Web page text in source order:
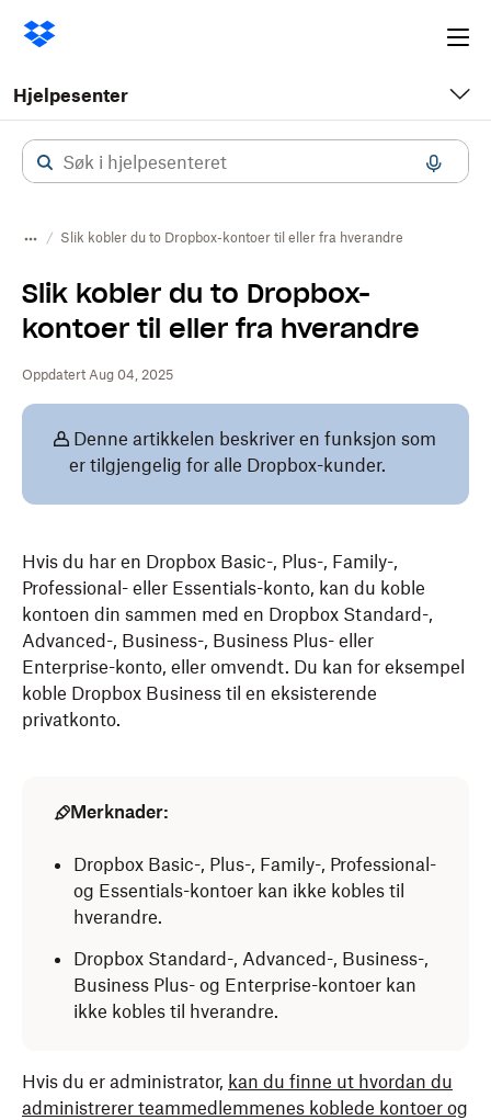
Hjelpesenter
Slik kobler du to Dropbox-kontoer til eller fra hverandre
Slik kobler du to Dropbox-
kontoer til eller fra hverandre
Oppdatert Aug 04, 2025
Denne artikkelen beskriver en funksjon som
er tilgjengelig for alle Dropbox-kunder.
Hvis du har en Dropbox Basic-, Plus-, Family-,
Professional- eller Essentials-konto, kan du koble
kontoen din sammen med en Dropbox Standard-,
Advanced-, Business-, Business Plus- eller
Enterprise-konto, eller omvendt. Du kan for eksempel
koble Dropbox Business til en eksisterende
privatkonto.
Merknader:
Dropbox Basic-, Plus-, Family-, Professional-
og Essentials-kontoer kan ikke kobles til
hverandre.
Dropbox Standard-, Advanced-, Business-,
Business Plus- og Enterprise-kontoer kan
ikke kobles til hverandre.
Hvis du er administrator, kan du finne ut hvordan du
administrerer teammedlemmenes koblede kontoer og